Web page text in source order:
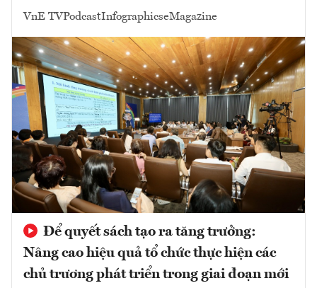
VnE TVPodcastInfographicseMagazine
Để quyết sách tạo ra tăng trưởng:
Nâng cao hiệu quả tổ chức thực hiện các
chủ trương phát triển trong giai đoạn mới